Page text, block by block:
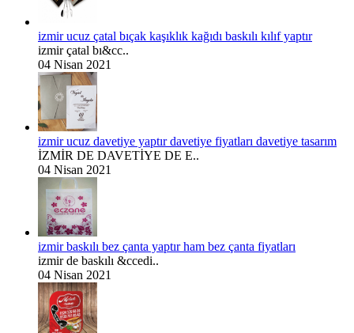
izmir ucuz çatal bıçak kaşıklık kağıdı baskılı kılıf yaptır
izmir çatal bı&cc..
04 Nisan 2021
izmir ucuz davetiye yaptır davetiye fiyatları davetiye tasarım
İZMİR DE DAVETİYE DE E..
04 Nisan 2021
izmir baskılı bez çanta yaptır ham bez çanta fiyatları
izmir de baskılı &ccedi..
04 Nisan 2021